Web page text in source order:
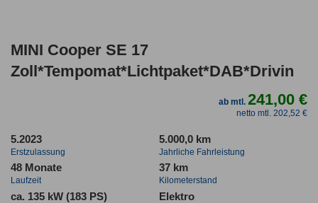
MINI Cooper SE 17
Zoll*Tempomat*Lichtpaket*DAB*Drivin
ab mtl.241,00 €
netto mtl. 202,52 €
5.2023
Erstzulassung
5.000,0 km
Jahrliche Fahrleistung
48 Monate
Laufzeit
37 km
Kilometerstand
ca. 135 kW (183 PS) Elektro